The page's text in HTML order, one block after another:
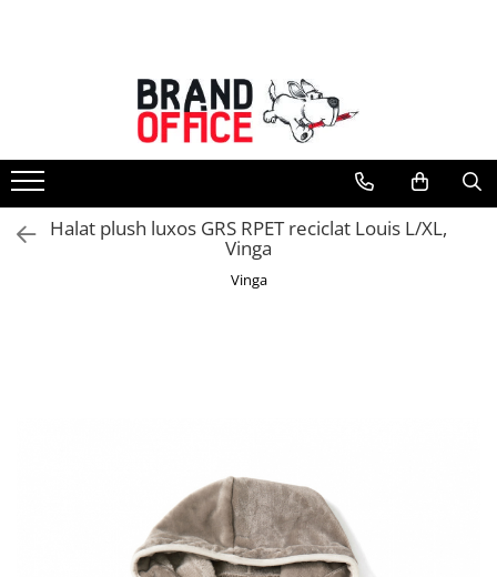
Unitate Protejata - PRODUCTIE
Hartie copiator si produse
tipografice
Produse consumabile din hartie
Detergenti si dezinfectanti
Bibliorafturi, caiete mecanice,
Capsatoare, capse si perforatoare
Halat plush luxos GRS RPET reciclat Louis L/XL,
Vinga
Vinga